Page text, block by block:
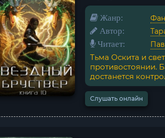
Жанр:
Автор:
Читает:
Тьма Оскита и
противостоянии.
достанется
Слушать онлайн